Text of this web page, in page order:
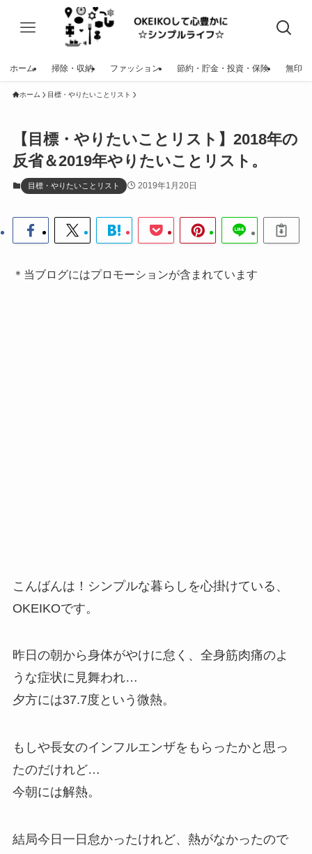
ホーム 掃除・収納 ファッション 節約・貯金・投資・保険 無印
ホーム 目標・やりたいことリスト
【目標・やりたいことリスト】2018年の
反省＆2019年やりたいことリスト。
目標・やりたいことリスト 2019年1月20日
＊当ブログにはプロモーションが含まれています
こんばんは！シンプルな暮らしを心掛けている、
OKEIKOです。
昨日の朝から身体がやけに怠く、全身筋肉痛のよ
うな症状に見舞われ…
夕方には37.7度という微熱。
もしや長女のインフルエンザをもらったかと思っ
たのだけれど…
今朝には解熱。
結局今日一日怠かったけれど、熱がなかったので